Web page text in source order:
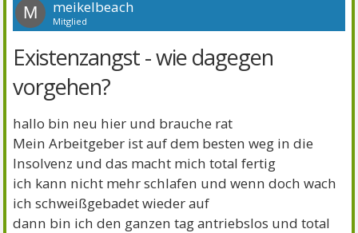
M meikelbeach
Mitglied
Existenzangst - wie dagegen
vorgehen?
hallo bin neu hier und brauche rat
Mein Arbeitgeber ist auf dem besten weg in die
Insolvenz und das macht mich total fertig
ich kann nicht mehr schlafen und wenn doch wach
ich schweißgebadet wieder auf
dann bin ich den ganzen tag antriebslos und total